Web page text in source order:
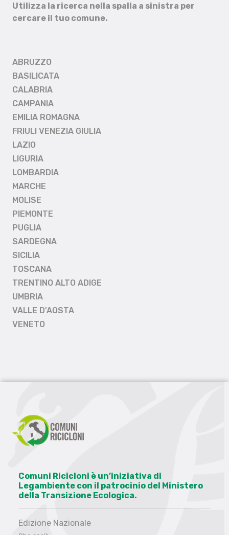
Utilizza la ricerca nella spalla a sinistra per
cercare il tuo comune.
ABRUZZO
BASILICATA
CALABRIA
CAMPANIA
EMILIA ROMAGNA
FRIULI VENEZIA GIULIA
LAZIO
LIGURIA
LOMBARDIA
MARCHE
MOLISE
PIEMONTE
PUGLIA
SARDEGNA
SICILIA
TOSCANA
TRENTINO ALTO ADIGE
UMBRIA
VALLE D'AOSTA
VENETO
Comuni Ricicloni è un’iniziativa di
Legambiente con il patrocinio del Ministero
della Transizione Ecologica.
Edizione Nazionale